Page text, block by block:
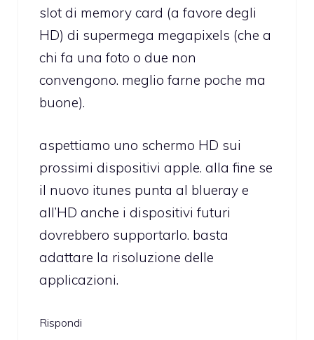
slot di memory card (a favore degli
HD) di supermega megapixels (che a
chi fa una foto o due non
convengono. meglio farne poche ma
buone).
aspettiamo uno schermo HD sui
prossimi dispositivi apple. alla fine se
il nuovo itunes punta al blueray e
all’HD anche i dispositivi futuri
dovrebbero supportarlo. basta
adattare la risoluzione delle
applicazioni.
Rispondi